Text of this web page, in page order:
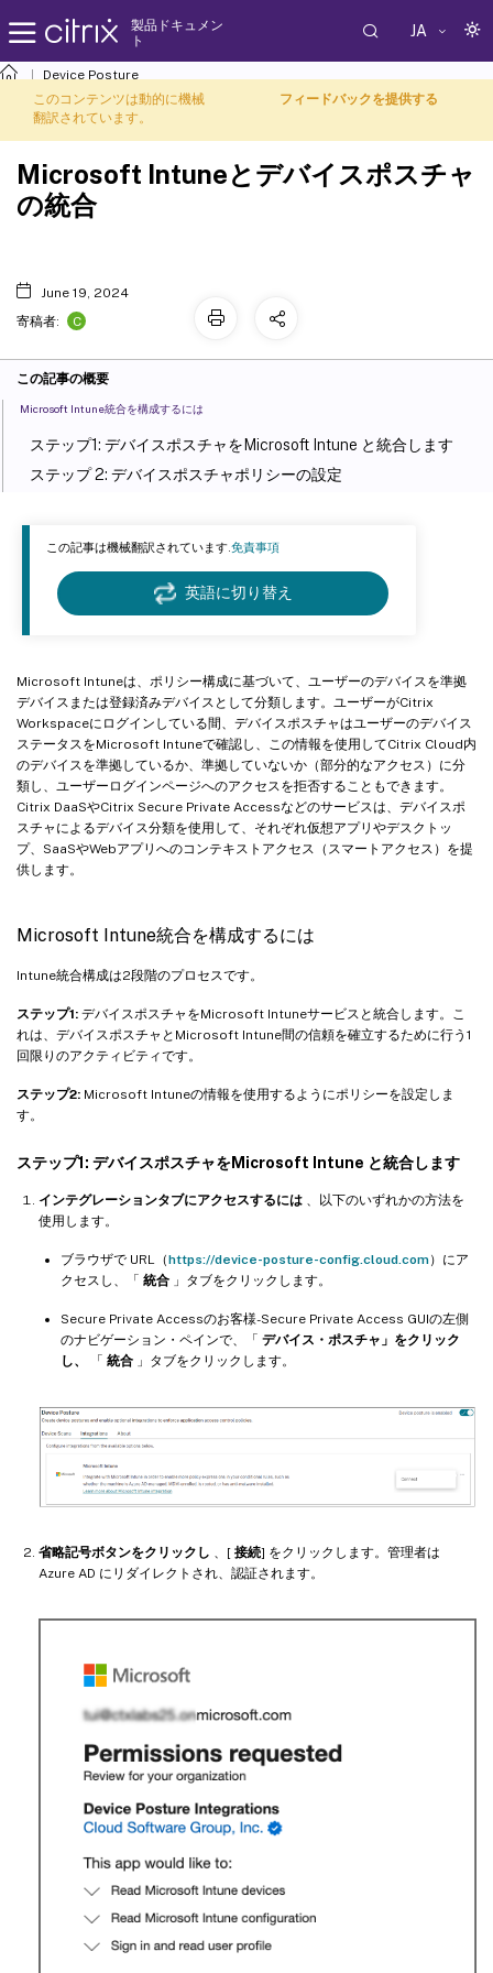
製品ドキュメン
ト
JA
Device Posture
この記事は機械翻訳されています.免責事項
英語に切り替え
Microsoft Intuneは、ポリシー構成に基づいて、ユーザーのデバイスを準拠
デバイスまたは登録済みデバイスとして分類します。ユーザーがCitrix
Workspaceにログインしている間、デバイスポスチャはユーザーのデバイス
ステータスをMicrosoft Intuneで確認し、この情報を使用してCitrix Cloud内
のデバイスを準拠しているか、準拠していないか（部分的なアクセス）に分
類し、ユーザーログインページへのアクセスを拒否することもできます。
Citrix DaaSやCitrix Secure Private Accessなどのサービスは、デバイスポ
スチャによるデバイス分類を使用して、それぞれ仮想アプリやデスクトッ
プ、SaaSやWebアプリへのコンテキストアクセス（スマートアクセス）を提
供します。
Microsoft Intune統合を構成するには
Intune統合構成は2段階のプロセスです。
ステップ1: デバイスポスチャをMicrosoft Intuneサービスと統合します。こ
れは、デバイスポスチャとMicrosoft Intune間の信頼を確立するために行う1
回限りのアクティビティです。
ステップ2: Microsoft Intuneの情報を使用するようにポリシーを設定しま
す。
ステップ1: デバイスポスチャをMicrosoft Intune と統合します
インテグレーションタブにアクセスするには 、以下のいずれかの方法を
使用します。
ブラウザで URL（https://device-posture-config.cloud.com）にア
クセスし、「 統合 」タブをクリックします。
Secure Private Accessのお客様-Secure Private Access GUIの左側
のナビゲーション・ペインで、「 デバイス・ポスチャ」をクリック
し、
「 統合 」タブをクリックします。
省略記号ボタンをクリックし 、[ 接続] をクリックします。管理者は
Azure AD にリダイレクトされ、認証されます。
このコンテンツは動的に機械
翻訳されています。
フィードバックを提供する
Microsoft Intuneとデバイスポスチャ
の統合
June 19, 2024
寄稿者:
C
この記事の概要
Microsoft Intune統合を構成するには
ステップ1: デバイスポスチャをMicrosoft Intune と統合します
ステップ 2: デバイスポスチャポリシーの設定